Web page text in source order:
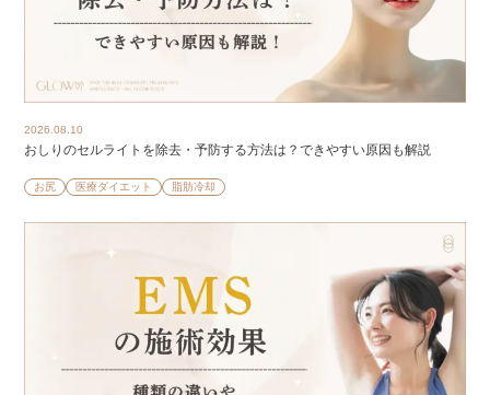
2026.08.10
おしりのセルライトを除去・予防する方法は？できやすい原因も解説
お尻 医療ダイエット 脂肪冷却